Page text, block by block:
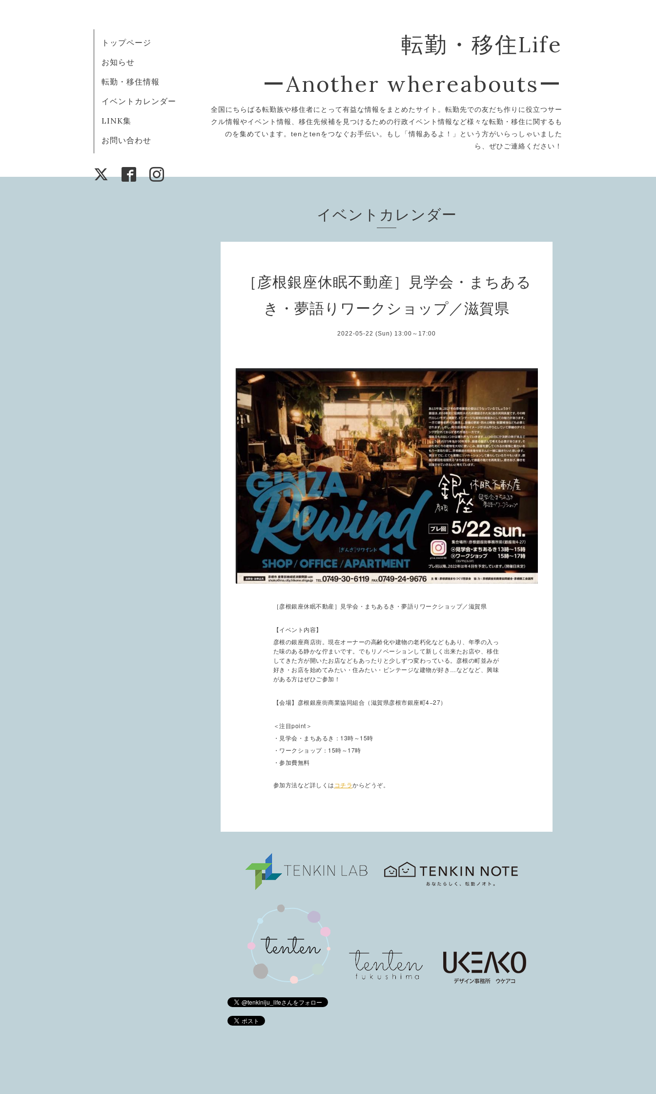
転勤・移住Life
ーAnother whereaboutsー
全国にちらばる転勤族や移住者にとって有益な情報をまとめたサイト。転勤先での友だち作りに役立つサー
クル情報やイベント情報、移住先候補を見つけるための行政イベント情報など様々な転勤・移住に関するも
のを集めています。tenとtenをつなぐお手伝い。もし「情報あるよ！」という方がいらっしゃいました
ら、ぜひご連絡ください！
トップページ
お知らせ
転勤・移住情報
イベントカレンダー
LINK集
お問い合わせ
イベントカレンダー
［彦根銀座休眠不動産］見学会・まちある
き・夢語りワークショップ／滋賀県
2022-05-22 (Sun) 13:00～17:00
［彦根銀座休眠不動産］見学会・まちあるき・夢語りワークショップ／滋賀県
【イベント内容】
彦根の銀座商店街。現在オーナーの高齢化や建物の老朽化などもあり、年季の入っ
た味のある静かな佇まいです。でもリノベーションして新しく出来たお店や、移住
してきた方が開いたお店などもあったりと少しずつ変わっている。彦根の町並みが
好き・お店を始めてみたい・住みたい・ビンテージな建物が好き…などなど、興味
がある方はぜひご参加！
【会場】彦根銀座街商業協同組合（滋賀県彦根市銀座町4−27）
＜注目point＞
・見学会・まちあるき：13時～15時
・ワークショップ：15時～17時
・参加費無料
参加方法など詳しくは コチラからどうぞ。